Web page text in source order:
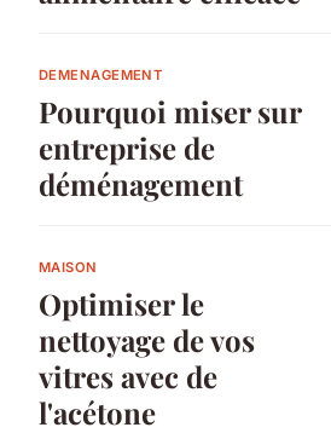
DEMENAGEMENT
Pourquoi miser sur
entreprise de
déménagement
MAISON
Optimiser le
nettoyage de vos
vitres avec de
l'acétone